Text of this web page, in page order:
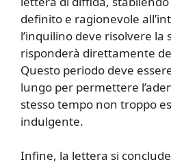
definito e ragionevole
l’inquilino deve risolvere la
risponderà direttamente
Questo periodo deve
lungo per permettere
stesso tempo non troppo
indulgente.
Infine, la lettera si conclude